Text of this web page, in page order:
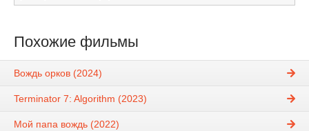
Похожие фильмы
Вождь орков (2024)
Terminator 7: Algorithm (2023)
Мой папа вождь (2022)